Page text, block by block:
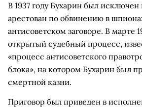
В 1937 году Бухарин был исключен
арестован по обвинению в
антисоветском заговоре. В марте
открытый судебный процесс,
«процесс антисоветского
блока», на котором Бухарин был
смертной казни.
Приговор был приведен в